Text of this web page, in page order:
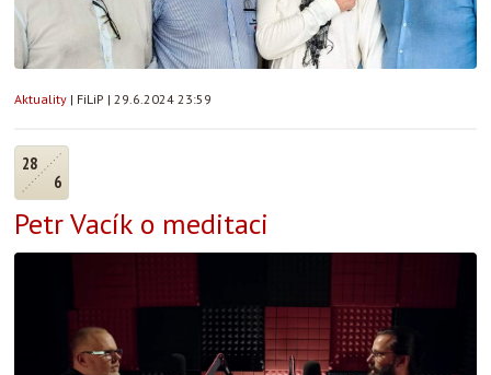
Aktuality | FiLiP | 29.6.2024 23:59
28
6
Petr Vacík o meditaci